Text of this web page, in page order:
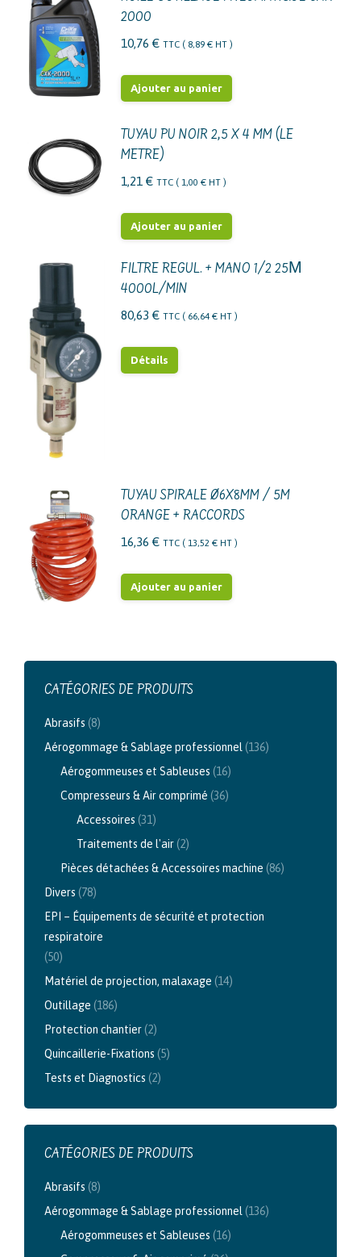
2000
10,76 € TTC ( 8,89 € HT )
Ajouter au panier
TUYAU PU NOIR 2,5 X 4 MM (LE
METRE)
1,21 € TTC ( 1,00 € HT )
Ajouter au panier
FILTRE REGUL. + MANO 1/2 25Μ
4000L/MIN
80,63 € TTC ( 66,64 € HT )
Détails
TUYAU SPIRALE Ø6X8MM / 5M
ORANGE + RACCORDS
16,36 € TTC ( 13,52 € HT )
Ajouter au panier
CATÉGORIES DE PRODUITS
Abrasifs (8)
Aérogommage & Sablage professionnel (136)
Aérogommeuses et Sableuses (16)
Compresseurs & Air comprimé (36)
Accessoires (31)
Traitements de l'air(2)
Pièces détachées & Accessoires machine (86)
Divers (78)
EPI – Équipements de sécurité et protection
respiratoire
(50)
Matériel de projection, malaxage (14)
Outillage (186)
Protection chantier(2)
Quincaillerie-Fixations (5)
Tests et Diagnostics (2)
CATÉGORIES DE PRODUITS
Abrasifs (8)
Aérogommage & Sablage professionnel (136)
Aérogommeuses et Sableuses (16)